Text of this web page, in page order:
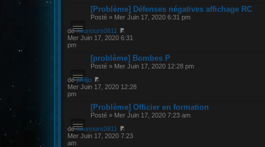
[Problème] Défenses négatives affichage RC
Posté » Mer Juin 17, 2020 6:31 pm
denounours0811
Mer Juin 17, 2020 6:31
pm
[problème] Bombes P
Posté » Mer Juin 17, 2020 12:28 pm
dephiliju
Mer Juin 17, 2020 12:28
pm
[Problème] Officier en formation
Posté » Mer Juin 17, 2020 7:23 am
denounours0811
Mer Juin 17, 2020 7:23
am